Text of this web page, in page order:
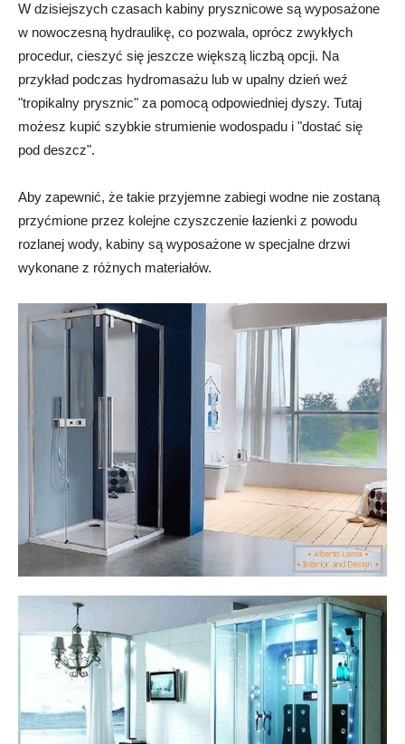
W dzisiejszych czasach kabiny prysznicowe są wyposażone
w nowoczesną hydraulikę, co pozwala, oprócz zwykłych
procedur, cieszyć się jeszcze większą liczbą opcji. Na
przykład podczas hydromasażu lub w upalny dzień weź
"tropikalny prysznic" za pomocą odpowiedniej dyszy. Tutaj
możesz kupić szybkie strumienie wodospadu i "dostać się
pod deszcz".
Aby zapewnić, że takie przyjemne zabiegi wodne nie zostaną
przyćmione przez kolejne czyszczenie łazienki z powodu
rozlanej wody, kabiny są wyposażone w specjalne drzwi
wykonane z różnych materiałów.